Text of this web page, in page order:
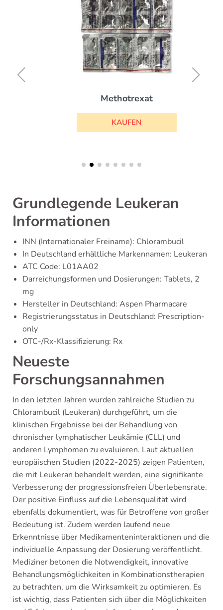
Methotrexat
KAUFEN
Grundlegende Leukeran
Informationen
INN (Internationaler Freiname): Chlorambucil
In Deutschland erhältliche Markennamen: Leukeran
ATC Code: L01AA02
Darreichungsformen und Dosierungen: Tablets, 2
mg
Hersteller in Deutschland: Aspen Pharmacare
Registrierungsstatus in Deutschland: Prescription-
only
OTC-/Rx-Klassifizierung: Rx
Neueste
Forschungsannahmen
In den letzten Jahren wurden zahlreiche Studien zu
Chlorambucil (Leukeran) durchgeführt, um die
klinischen Ergebnisse bei der Behandlung von
chronischer lymphatischer Leukämie (CLL) und
anderen Lymphomen zu evaluieren. Laut aktuellen
europäischen Studien (2022-2025) zeigen Patienten,
die mit Leukeran behandelt werden, eine signifikante
Verbesserung der progressionsfreien Überlebensrate.
Der positive Einfluss auf die Lebensqualität wird
ebenfalls dokumentiert, was für Betroffene von großer
Bedeutung ist. Zudem werden laufend neue
Erkenntnisse über Medikamenteninteraktionen und die
individuelle Anpassung der Dosierung veröffentlicht.
Mediziner betonen die Notwendigkeit, innovative
Behandlungsmöglichkeiten in Kombinationstherapien
zu betrachten, um die Wirksamkeit zu optimieren. Es
ist wichtig, dass Patienten sich über die Möglichkeiten